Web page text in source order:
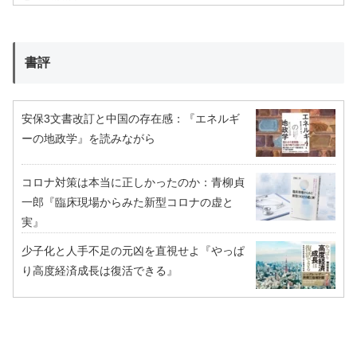
書評
安保3文書改訂と中国の存在感：『エネルギ
ーの地政学』を読みながら
コロナ対策は本当に正しかったのか：青柳貞
一郎『臨床現場からみた新型コロナの虚と
実』
少子化と人手不足の元凶を直視せよ『やっぱ
り高度経済成長は復活できる』